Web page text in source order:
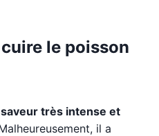
le poisson
saveur très intense et
il a